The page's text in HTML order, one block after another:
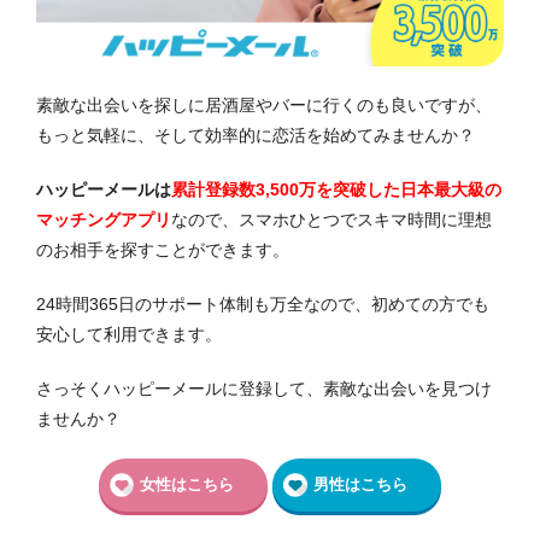
素敵な出会いを探しに居酒屋やバーに行くのも良いですが、
もっと気軽に、そして効率的に恋活を始めてみませんか？
ハッピーメールは累計登録数3,500万を突破した日本最大級の
マッチングアプリ なので、スマホひとつでスキマ時間に理想
のお相手を探すことができます。
24時間365日のサポート体制も万全なので、初めての方でも
安心して利用できます。
さっそくハッピーメールに登録して、素敵な出会いを見つけ
ませんか？
女性はこちら 男性はこちら